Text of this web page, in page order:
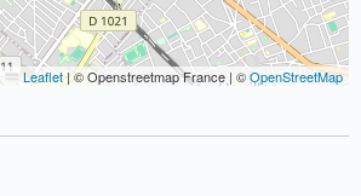
Leaflet |© Openstreetmap France | ©OpenStreetMap